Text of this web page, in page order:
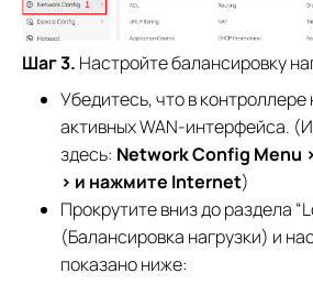
Шаг 3. Настройте балансировку
Убедитесь, что в
активных WAN-интерфейса.
здесь: Network Config Menu
> и нажмите Internet)
Прокрутите вниз до раздела
(Балансировка нагрузки) и
показано ниже: